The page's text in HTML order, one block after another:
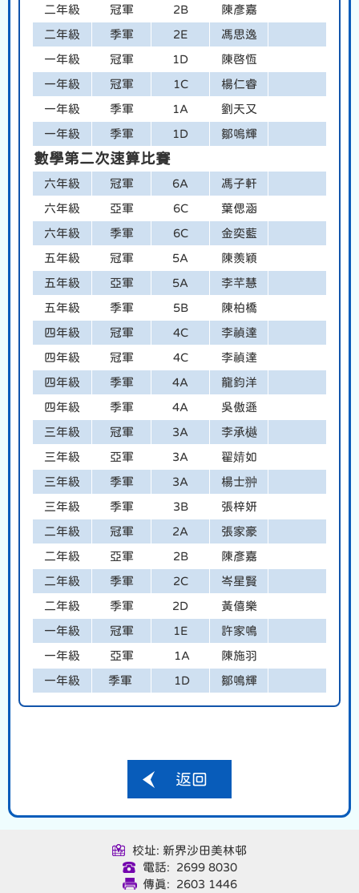
二年級 冠軍 2B 陳彥嘉
二年級 季軍 2E 馮思逸
一年級 冠軍 1D 陳啓恆
一年級 冠軍 1C 楊仁睿
一年級 季軍 1A 劉天又
一年級 季軍 1D 鄒嗚輝
數學第二次速算比賽
六年級 冠軍 6A 馮子軒
六年級 亞軍 6C 葉偲涵
六年級 季軍 6C 金奕藍
五年級 冠軍 5A 陳羨穎
五年級 亞軍 5A 李芊慧
五年級 季軍 5B 陳柏橋
四年級 冠軍 4C 李禎達
四年級 冠軍 4C 李禎達
四年級 季軍 4A 龍鈞洋
四年級 季軍 4A 吳傲遜
三年級 冠軍 3A 李承樾
三年級 亞軍 3A 翟婧如
三年級 季軍 3A 楊士翀
三年級 季軍 3B 張梓妍
二年級 冠軍 2A 張家豪
二年級 亞軍 2B 陳彥嘉
二年級 季軍 2C 岑星賢
二年級 季軍 2D 黃僖樂
一年級 冠軍 1E 許家鳴
一年級 亞軍 1A 陳施羽
一年級 季軍 1D 鄒鳴輝
返回
校址: 新界沙田美林邨
電話: 2699 8030
傳真: 2603 1446